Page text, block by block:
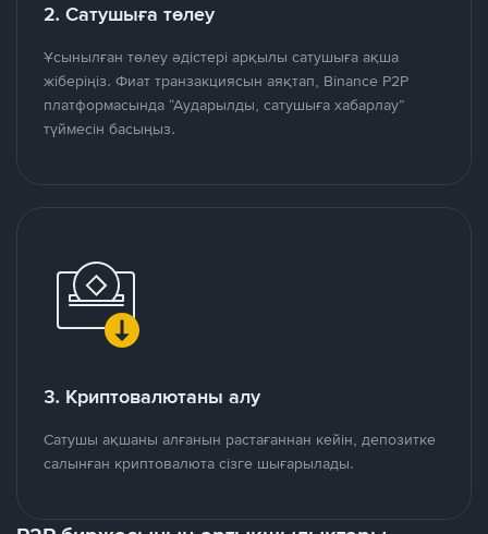
2. Сатушыға төлеу
Ұсынылған төлеу әдістері арқылы сатушыға ақша
жіберіңіз. Фиат транзакциясын аяқтап, Binance P2P
платформасында “Аударылды, сатушыға хабарлау”
түймесін басыңыз.
3. Криптовалютаны алу
Сатушы ақшаны алғанын растағаннан кейін, депозитке
салынған криптовалюта сізге шығарылады.